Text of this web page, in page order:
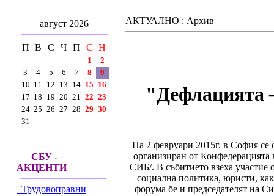
август 2026
П В С Ч П С Н
1
2
3
4 5 6 7 8
9
10 11 12 13 14 15 16
17 18 19 20 21 22 23
24 25 26 27 28 29 30
31
СБУ -
АКЦЕНТИ
Трудовоправни
АКТУАЛНО : Архив
"Дефлацията
На 2 февруари 2015г. в София се
организиран от
СИБ/. В събитието взеха участие
социална политика, юристи,
форума бе и председателят на